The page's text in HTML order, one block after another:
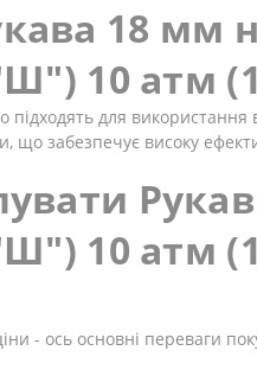
18 мм
10 атм
для
забезпечує високу
10 атм
- ось основні переваги